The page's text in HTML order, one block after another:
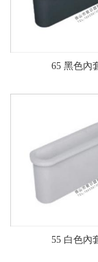
65 黑色內
55 白色內